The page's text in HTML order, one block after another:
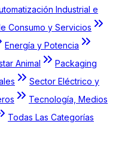
Industrial e
Consumo y Servicios
Energía y Potencia
Animal
Packaging
Sector Eléctrico y
Tecnología, Medios
Todas Las Categorías